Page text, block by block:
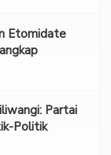
Etomidate
Partai
Politik